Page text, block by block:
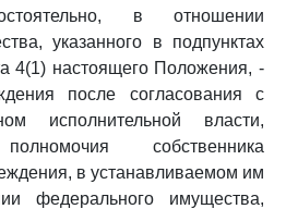
в отношении
указанного в подпунктах
4(1) настоящего Положения, -
после согласования с
исполнительной власти,
собственника
в устанавливаемом им
федерального имущества,